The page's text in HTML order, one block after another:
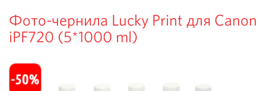
Фото-чернила Lucky Print для Canon
iPF720 (5*1000 ml)